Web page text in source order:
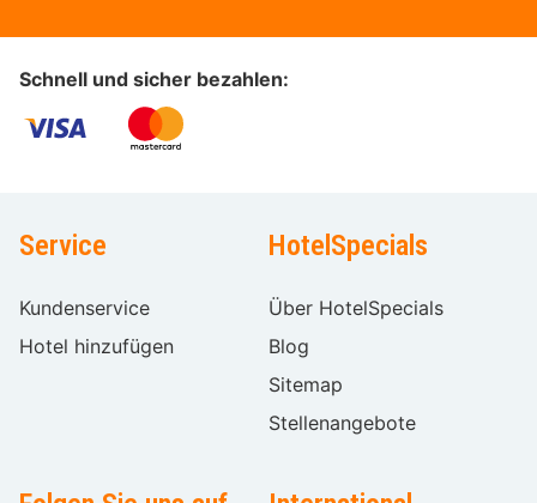
Schnell und sicher bezahlen:
Service
Kundenservice
Hotel hinzufügen
HotelSpecials
Über HotelSpecials
Blog
Sitemap
Stellenangebote